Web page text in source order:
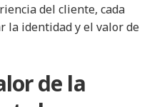
del cliente, cada
la identidad y el valor de
de la